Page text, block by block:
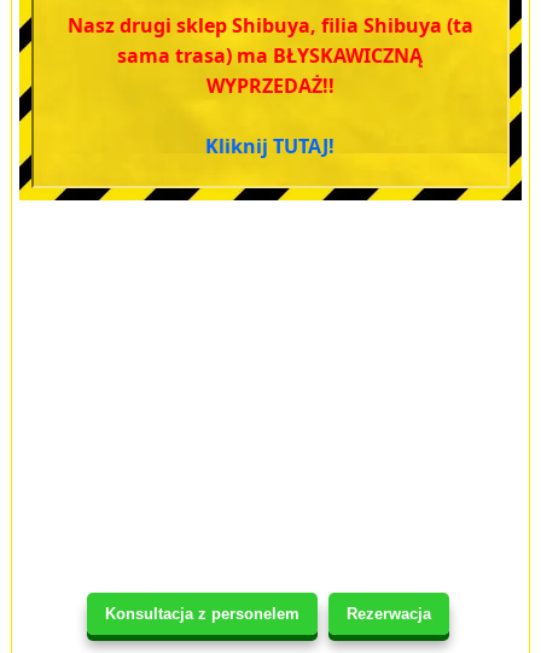
Konsultacja z personelem Rezerwacja
Nasz drugi sklep Shibuya, filia Shibuya (ta
sama trasa) ma BŁYSKAWICZNĄ
WYPRZEDAŻ!!
Kliknij TUTAJ!